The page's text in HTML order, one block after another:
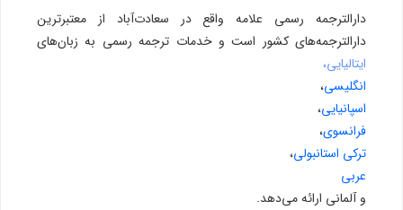
دارالترجمه رسمی علامه واقع در سعادت‌آباد از معتبرترین
دارالترجمه‌های کشور است و خدمات ترجمه رسمی به زبان‌های
ایتالیایی،
انگلیسی،
اسپانیایی،
فرانسوی،
ترکی استانبولی،
عربی
و آلمانی ارائه می‌دهد.